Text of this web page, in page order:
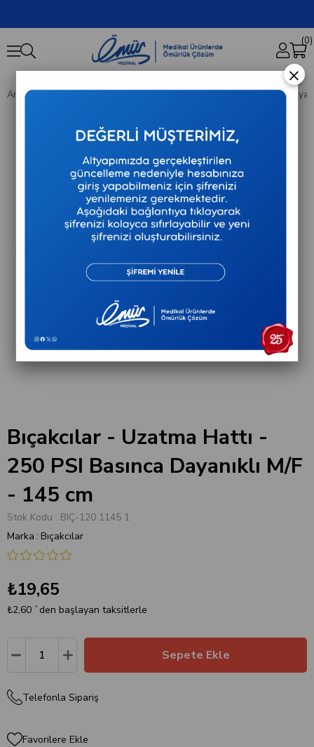
0
Anasayfa Tıbbi Sarf Bıçakcılar - Uzatma Hattı - 250 PSI Basınca Dayanıklı M/F
Bıçakcılar - Uzatma Hattı -
250 PSI Basınca Dayanıklı M/F
- 145 cm
Stok Kodu
BIÇ-120 1145 1
Marka : Bıçakcılar
₺19,65
₺2,60 `den başlayan taksitlerle
Telefonla Sipariş
Favorilere Ekle
×